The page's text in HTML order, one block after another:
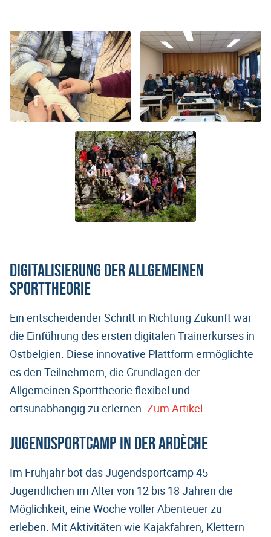
Digitalisierung der Allgemeinen
Sporttheorie
Ein entscheidender Schritt in Richtung Zukunft war
die Einführung des ersten digitalen Trainerkurses in
Ostbelgien. Diese innovative Plattform ermöglichte
es den Teilnehmern, die Grundlagen der
Allgemeinen Sporttheorie flexibel und
ortsunabhängig zu erlernen. Zum Artikel.
Jugendsportcamp in der Ardèche
Im Frühjahr bot das Jugendsportcamp 45
Jugendlichen im Alter von 12 bis 18 Jahren die
Möglichkeit, eine Woche voller Abenteuer zu
erleben. Mit Aktivitäten wie Kajakfahren, Klettern